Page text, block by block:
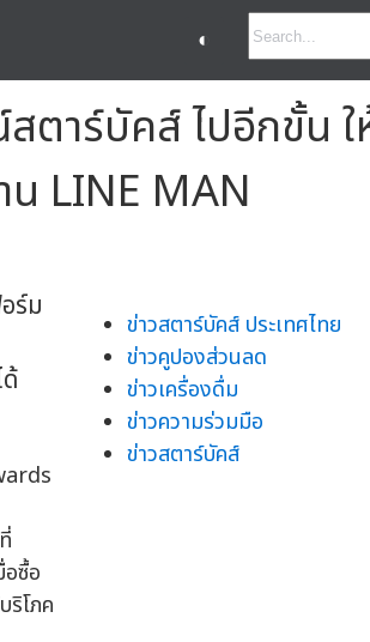
◐
ตาร์บัคส์ ไปอีกขั้น
LINE MAN
ร์ม
ซื้อ
โภค
ข่าวสตาร์บัคส์ ประเทศไทย
ข่าวคูปองส่วนลด
ข่าวเครื่องดื่ม
ข่าวความร่วมมือ
ข่าวสตาร์บัคส์